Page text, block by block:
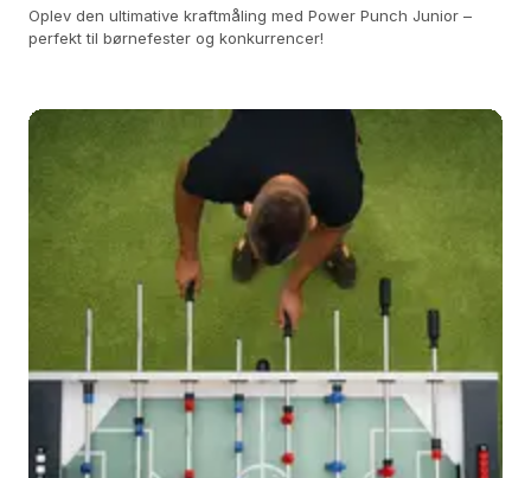
Oplev den ultimative kraftmåling med Power Punch Junior –
perfekt til børnefester og konkurrencer!